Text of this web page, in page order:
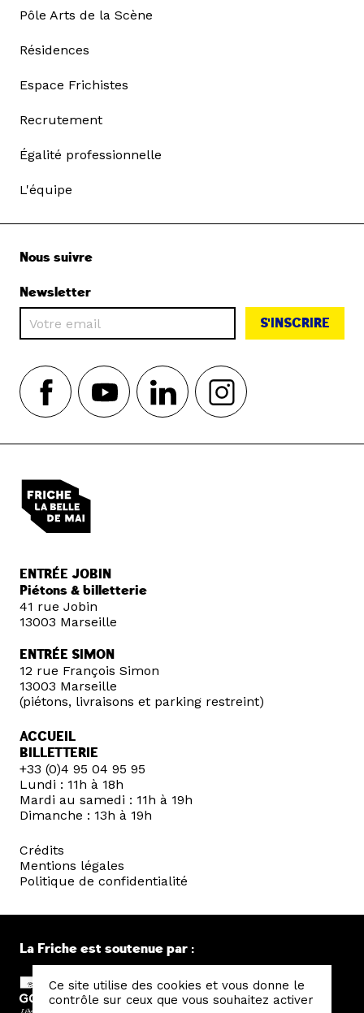
Pôle Arts de la Scène
Résidences
Espace Frichistes
Recrutement
Égalité professionnelle
L'équipe
Nous suivre
Newsletter
S'INSCRIRE
ENTRÉE JOBIN
Piétons & billetterie
41 rue Jobin
13003 Marseille
ENTRÉE SIMON
12 rue François Simon
13003 Marseille
(piétons, livraisons et parking restreint)
ACCUEIL
BILLETTERIE
+33 (0)4 95 04 95 95
Lundi : 11h à 18h
Mardi au samedi : 11h à 19h
Dimanche : 13h à 19h
Crédits
Mentions légales
Politique de confidentialité
La Friche est soutenue par :
Ce site utilise des cookies et vous donne le
contrôle sur ceux que vous souhaitez activer